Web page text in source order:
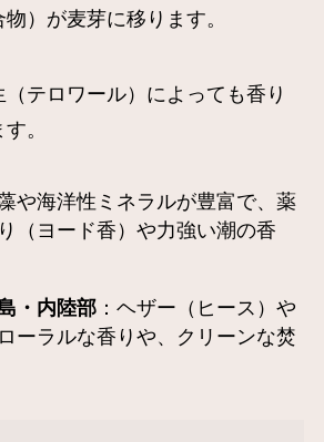
物）が麦芽に移ります。
テロワール）によっても香り
。
藻や海洋性ミネラルが豊富で、薬
（ヨード香）や力強い潮の香
・内陸部：ヘザー（ヒース）や
ーラルな香りや、クリーンな焚